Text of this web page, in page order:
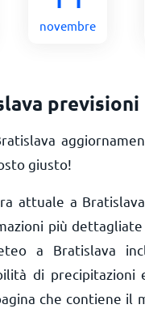
novembre
previsioni
giusto!
attuale a
più
a Bratislava
di
che contiene il